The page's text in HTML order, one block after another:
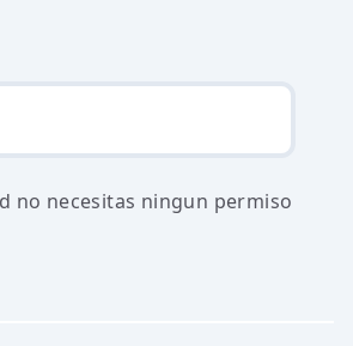
no necesitas ningun permiso